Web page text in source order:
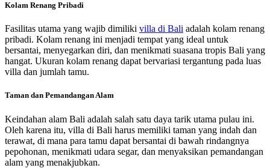
Kolam Renang Pribadi
Fasilitas utama yang wajib dimiliki villa di Bali adalah kolam renang
pribadi. Kolam renang ini menjadi tempat yang ideal untuk
bersantai, menyegarkan diri, dan menikmati suasana tropis Bali yang
hangat. Ukuran kolam renang dapat bervariasi tergantung pada luas
villa dan jumlah tamu.
Taman dan Pemandangan Alam
Keindahan alam Bali adalah salah satu daya tarik utama pulau ini.
Oleh karena itu, villa di Bali harus memiliki taman yang indah dan
terawat, di mana para tamu dapat bersantai di bawah rindangnya
pepohonan, menikmati udara segar, dan menyaksikan pemandangan
alam yang menakjubkan.